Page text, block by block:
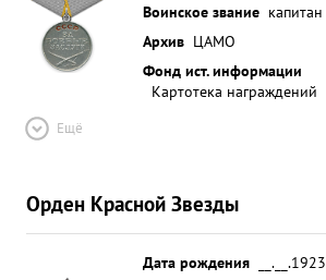
Воинское звание капитан
Архив ЦАМО
Фонд ист. информации
Картотека награждений
Ещё
Орден Красной Звезды
Дата рождения
__.__.1923